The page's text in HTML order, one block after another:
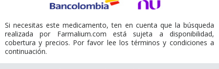
Si necesitas este medicamento, ten en cuenta que la búsqueda
realizada por Farmalium.com está sujeta a disponibilidad,
cobertura y precios. Por favor lee los términos y condiciones a
continuación.